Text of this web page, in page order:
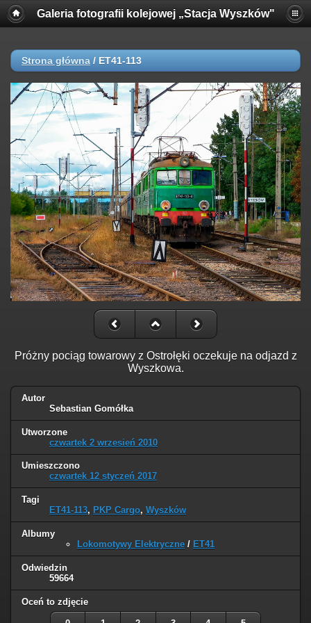
Galeria fotografii kolejowej „Stacja Wyszków"
Strona główna / ET41-113
Próżny pociąg towarowy z Ostrołęki oczekuje na odjazd z
Wyszkowa.
Autor
Sebastian Gomółka
Utworzone
czwartek 2 wrzesień 2010
Umieszczono
czwartek 12 styczeń 2017
Tagi
ET41-113, PKP Cargo, Wyszków
Albumy
Lokomotywy Elektryczne / ET41
Odwiedzin
59664
Oceń to zdjęcie